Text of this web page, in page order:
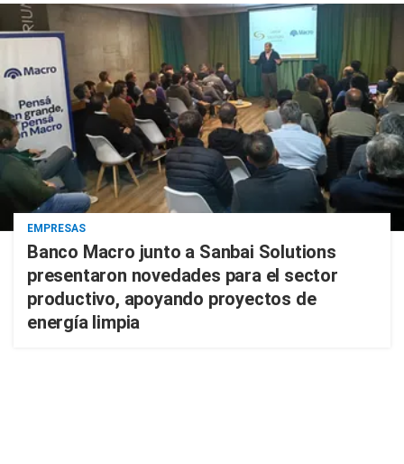
EMPRESAS
Banco Macro junto a Sanbai Solutions
presentaron novedades para el sector
productivo, apoyando proyectos de
energía limpia